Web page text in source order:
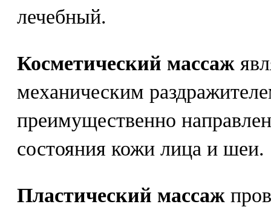
лечебный.
Косметический массаж
механическим
преимущественно
состояния кожи лица и шеи.
Пластический массаж